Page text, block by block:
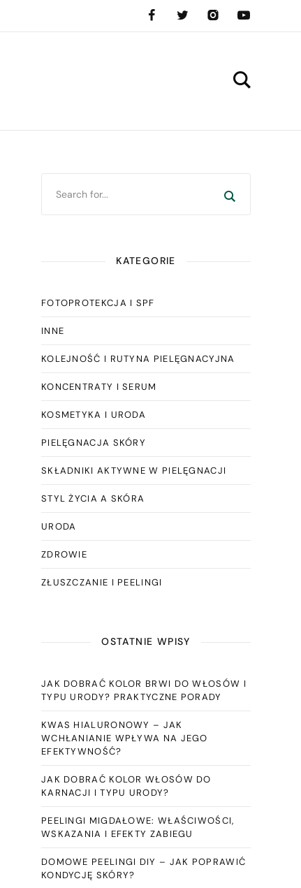
KATEGORIE
FOTOPROTEKCJA I SPF
INNE
KOLEJNOŚĆ I RUTYNA PIELĘGNACYJNA
KONCENTRATY I SERUM
KOSMETYKA I URODA
PIELĘGNACJA SKÓRY
SKŁADNIKI AKTYWNE W PIELĘGNACJI
STYL ŻYCIA A SKÓRA
URODA
ZDROWIE
ZŁUSZCZANIE I PEELINGI
OSTATNIE WPISY
JAK DOBRAĆ KOLOR BRWI DO WŁOSÓW I
TYPU URODY? PRAKTYCZNE PORADY
KWAS HIALURONOWY – JAK
WCHŁANIANIE WPŁYWA NA JEGO
EFEKTYWNOŚĆ?
JAK DOBRAĆ KOLOR WŁOSÓW DO
KARNACJI I TYPU URODY?
PEELINGI MIGDAŁOWE: WŁAŚCIWOŚCI,
WSKAZANIA I EFEKTY ZABIEGU
DOMOWE PEELINGI DIY – JAK POPRAWIĆ
KONDYCJĘ SKÓRY?